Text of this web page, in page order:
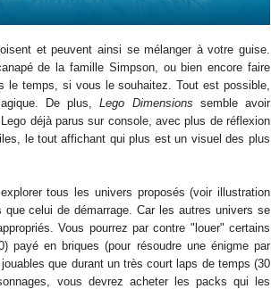
et peuvent ainsi semélanger à votre guise.
de la famille Simpson, ou bien encore faire
le temps, si vous le souhaitez. Tout est possible,
De plus,Lego Dimensions semble avoir
déjà parus sur console, avec plus de réflexion
, le tout affichant qui plus est un visuel des plus
tous les univers proposés (voir illustration
que celui dedémarrage. Car les autres univers se
Vous pourrez par contre " louer" certains
payé en briques (pour résoudre une énigme par
que durant un très court laps de temps (30
vous devrez acheter les packs qui les